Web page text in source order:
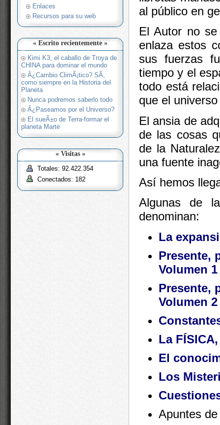
Enlaces
Recursos para su web
« Escrito recientemente »
Kimi K3, el caballo de Troya de
CHINA para dominar el mundo
Â¿Cambio ClimÃ¡tico? SÃ­,
como siempre en la Historia del
Planeta
Nunca podremos saberlo todo
Â¿Paseamos por el Universo?
El sueÃ±o de Terra-formar el
planeta Marte
« Visitas »
Totales: 92.422.354
Conectados: 182
al público en
El Autor no
enlaza estos
sus fuerzas
tiempo y el
todo está
que el
El ansia de
de las cosas
de la
una fuente
Así hemos
Algunas de
denominan:
La
Presente,
Volumen 1
Presente,
Volumen 2
La
El
Los
Apuntes